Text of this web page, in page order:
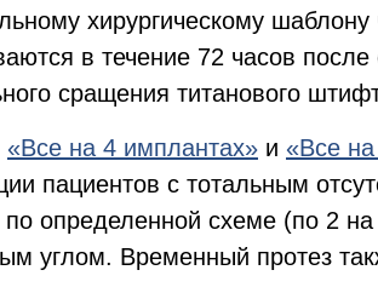
хирургическому
в течение 72 часов
сращения титанового
«Все на 4 имплантах» и «Все
пациентов с тотальным
определенной схеме (по 2
углом. Временный протез